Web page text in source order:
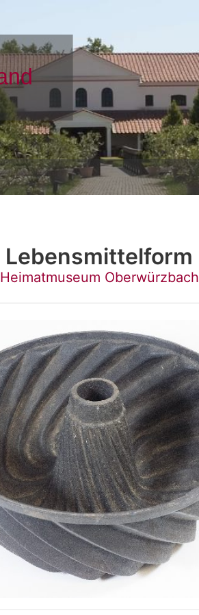
Lebensmittelform
Heimatmuseum Oberwürzbach